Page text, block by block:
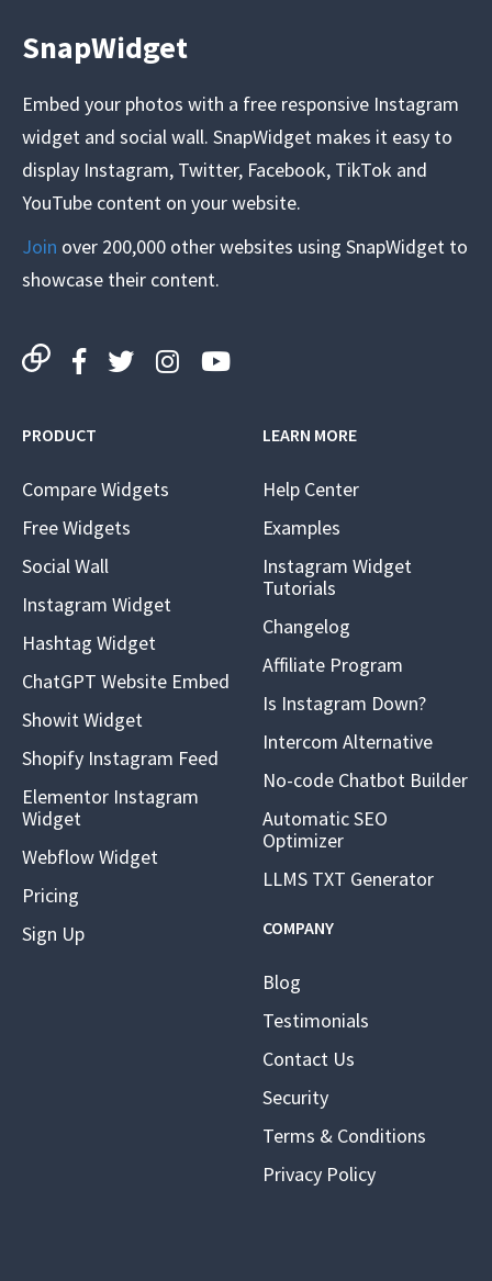
SnapWidget
Embed your photos with a free responsive Instagram
widget and social wall. SnapWidget makes it easy to
display Instagram, Twitter, Facebook, TikTok and
YouTube content on your website.
Join over 200,000 other websites using SnapWidget to
showcase their content.
PRODUCT
Compare Widgets
Free Widgets
Social Wall
Instagram Widget
Hashtag Widget
ChatGPT Website Embed
Showit Widget
Shopify Instagram Feed
Elementor Instagram
Widget
Webflow Widget
Pricing
Sign Up
LEARN MORE
Help Center
Examples
Instagram Widget
Tutorials
Changelog
Affiliate Program
Is Instagram Down?
Intercom Alternative
No-code Chatbot Builder
Automatic SEO
Optimizer
LLMS TXT Generator
COMPANY
Blog
Testimonials
Contact Us
Security
Terms & Conditions
Privacy Policy